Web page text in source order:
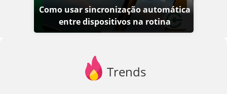
Como usar sincronização automática
entre dispositivos na rotina
Trends